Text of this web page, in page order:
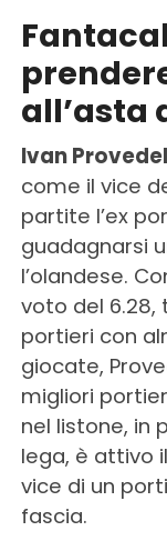
all’asta
Ivan Provedel
come il vice
partite l’ex
guadagnarsi
l’olandese.
voto del
portieri con
giocate,
migliori
nel listone, in
lega, è attivo
vice di un
fascia.